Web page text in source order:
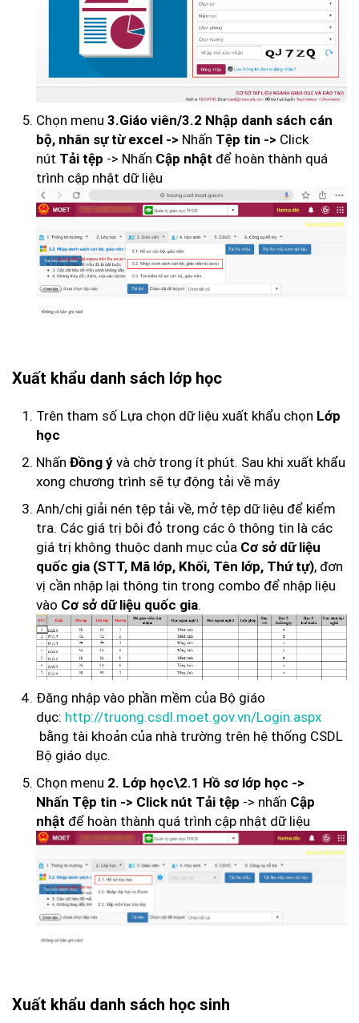
Chọn menu 3.Giáo viên/3.2 Nhập danh sách cán
bộ, nhân sự từ excel -> Nhấn Tệp tin -> Click
nút Tải tệp -> Nhấn Cập nhật để hoàn thành quá
trình cập nhật dữ liệu
Xuất khẩu danh sách lớp học
Trên tham số Lựa chọn dữ liệu xuất khẩu chọn Lớp
học
Nhấn Đồng ý và chờ trong ít phút. Sau khi xuất khẩu
xong chương trình sẽ tự động tải về máy
Anh/chị giải nén tệp tải về, mở tệp dữ liệu để kiểm
tra. Các giá trị bôi đỏ trong các ô thông tin là các
giá trị không thuộc danh mục của Cơ sở dữ liệu
quốc gia (STT, Mã lớp, Khối, Tên lớp, Thứ tự), đơn
vị cần nhập lại thông tin trong combo để nhập liệu
vào Cơ sở dữ liệu quốc gia.
Đăng nhập vào phần mềm của Bộ giáo
dục: http://truong.csdl.moet.gov.vn/Login.aspx
bằng tài khoản của nhà trường trên hệ thống CSDL
Bộ giáo dục.
Chọn menu 2. Lớp học\2.1 Hồ sơ lớp học ->
Nhấn Tệp tin -> Click nút Tải tệp -> nhấn Cập
nhật để hoàn thành quá trình cập nhật dữ liệu
Xuất khẩu danh sách học sinh